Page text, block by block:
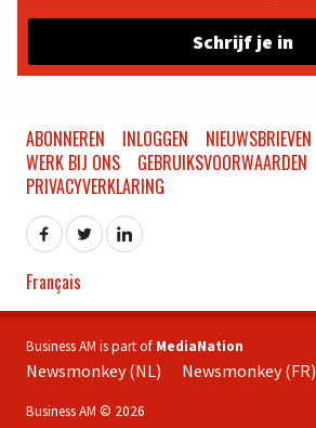
Schrijf je in
ABONNEREN INLOGGEN NIEUWSBRIEVEN
WERK BIJ ONS
GEBRUIKSVOORWAARDEN
PRIVACYVERKLARING
Français
Business AM is part of MediaNation
Newsmonkey (NL) Newsmonkey (FR)
Business AM © 2026